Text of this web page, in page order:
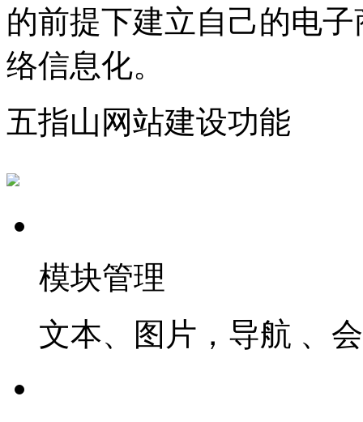
的前提下建立自己的电
络信息化。
五指山网站建设功能
模块管理
文本、图片，导航 、